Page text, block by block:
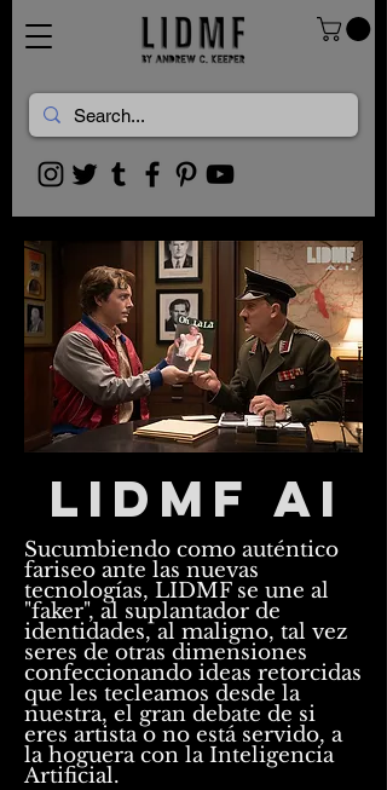
lidmf ai
Sucumbiendo como auténtico
fariseo ante las nuevas
tecnologías, LIDMF se une al
"faker", al suplantador de
identidades, al maligno, tal vez
seres de otras dimensiones
confeccionando ideas retorcidas
que les tecleamos desde la
nuestra, el gran debate de si
eres artista o no está servido, a
la hoguera con la Inteligencia
Artificial.